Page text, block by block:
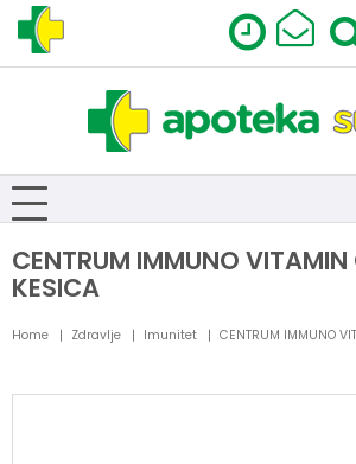
CENTRUM IMMUNO
KESICA
Home Zdravlje Imunitet CENTRUM IMMUNO